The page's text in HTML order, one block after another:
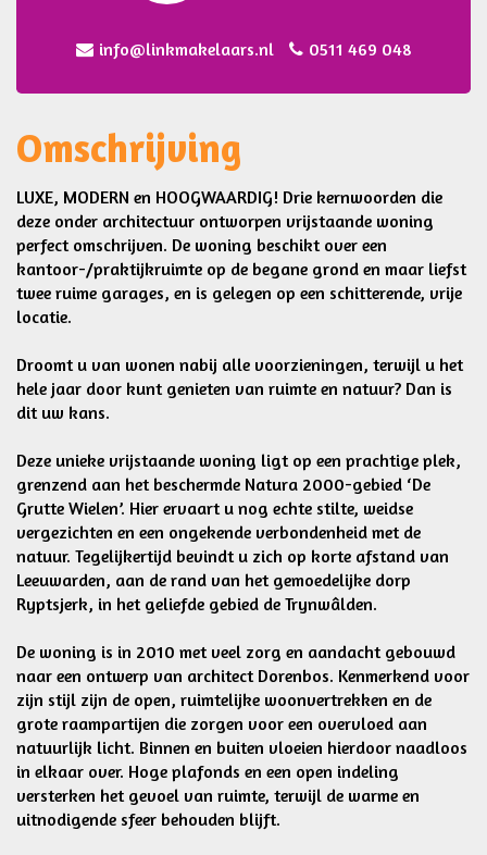
info@linkmakelaars.nl 0511 469 048
Omschrijving
LUXE, MODERN en HOOGWAARDIG! Drie kernwoorden die
deze onder architectuur ontworpen vrijstaande woning
perfect omschrijven. De woning beschikt over een
kantoor-/praktijkruimte op de begane grond en maar liefst
twee ruime garages, en is gelegen op een schitterende, vrije
locatie.
Droomt u van wonen nabij alle voorzieningen, terwijl u het
hele jaar door kunt genieten van ruimte en natuur? Dan is
dit uw kans.
Deze unieke vrijstaande woning ligt op een prachtige plek,
grenzend aan het beschermde Natura 2000-gebied ‘De
Grutte Wielen’. Hier ervaart u nog echte stilte, weidse
vergezichten en een ongekende verbondenheid met de
natuur. Tegelijkertijd bevindt u zich op korte afstand van
Leeuwarden, aan de rand van het gemoedelijke dorp
Ryptsjerk, in het geliefde gebied de Trynwâlden.
De woning is in 2010 met veel zorg en aandacht gebouwd
naar een ontwerp van architect Dorenbos. Kenmerkend voor
zijn stijl zijn de open, ruimtelijke woonvertrekken en de
grote raampartijen die zorgen voor een overvloed aan
natuurlijk licht. Binnen en buiten vloeien hierdoor naadloos
in elkaar over. Hoge plafonds en een open indeling
versterken het gevoel van ruimte, terwijl de warme en
uitnodigende sfeer behouden blijft.